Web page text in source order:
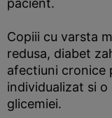
pacient.
Copiii cu varsta
redusa, diabet
afectiuni cronice
individualizat si
glicemiei.